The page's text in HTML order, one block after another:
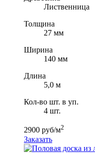
Лиственница
Толщина
27 мм
Ширина
140 мм
Длина
5,0 м
Кол-во шт. в уп.
4 шт.
2900 руб/м2
Заказать